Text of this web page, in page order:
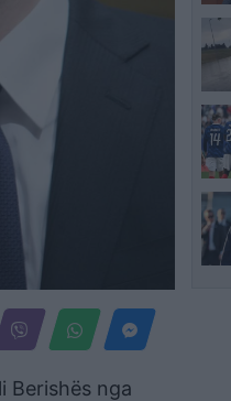
Berishës nga